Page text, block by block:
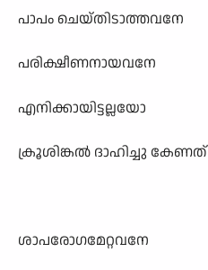
പാപം ചെയ്തിടാത്തവനേ
പരിക്ഷീണനായവനേ
എനിക്കായിട്ടല്ലയോ
ക്രൂശിങ്കൽ ദാഹിച്ചു കേണത്
ശാപരോഗമേറ്റവനേ